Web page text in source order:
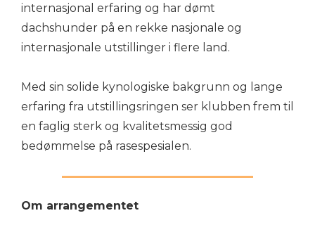
internasjonal erfaring og har dømt
dachshunder på en rekke nasjonale og
internasjonale utstillinger i flere land.
Med sin solide kynologiske bakgrunn og lange
erfaring fra utstillingsringen ser klubben frem til
en faglig sterk og kvalitetsmessig god
bedømmelse på rasespesialen.
Om arrangementet